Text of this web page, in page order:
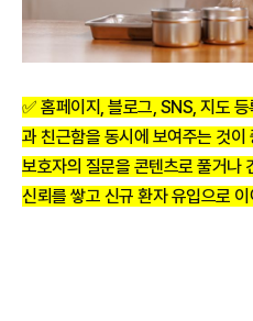
✅ 홈페이지, 블로그, SNS, 지도
과 친근함을 동시에 보여주는 것이
보호자의 질문을 콘텐츠로 풀거나
신뢰를 쌓고 신규 환자 유입으로